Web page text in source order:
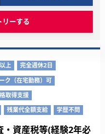
リーする
上
完全週休2日
ク（在宅勤務）可
取得支援
残業代全額支給 学歴不問
資産税等(経験2年必